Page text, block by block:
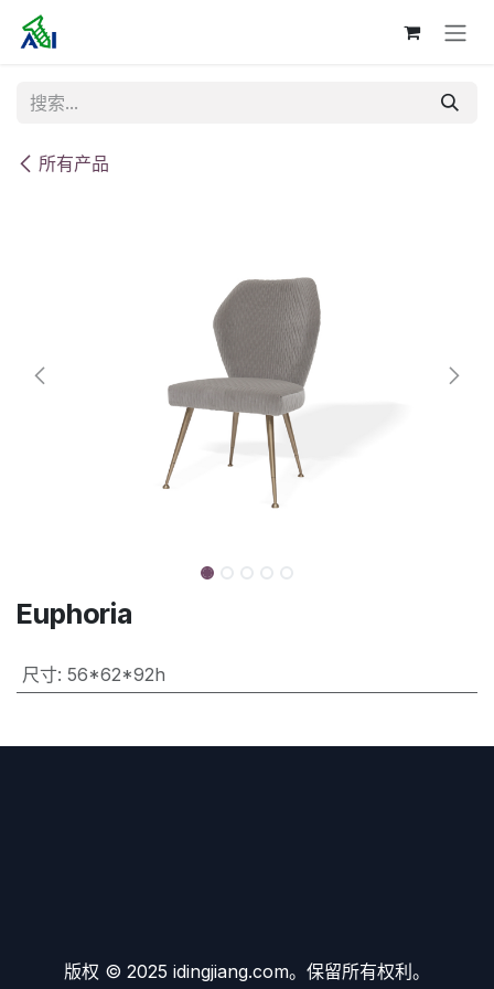
跳至内容
所有产品
Euphoria
尺寸: 56*62*92h
版权 © 2025 idingjiang.com。保留所有权利。